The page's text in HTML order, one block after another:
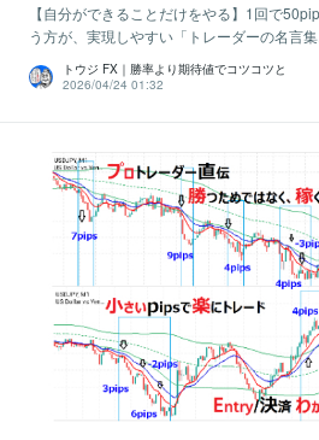
【自分ができることだけをやる】1回で
う方が、実現しやすい「トレーダーの名言集
トウジ FX｜勝率より期待値でコツコツと
2026/04/24 01:32